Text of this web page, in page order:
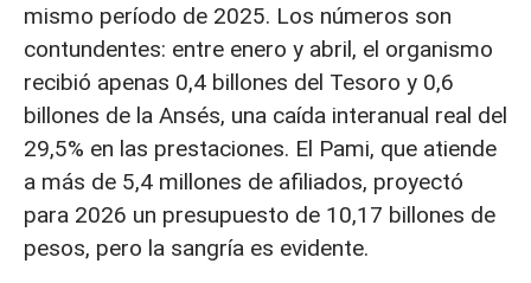
mismo período de 2025. Los números son
contundentes: entre enero y abril, el organismo
recibió apenas 0,4 billones del Tesoro y 0,6
billones de la Ansés, una caída interanual real del
29,5% en las prestaciones. El Pami, que atiende
a más de 5,4 millones de afiliados, proyectó
para 2026 un presupuesto de 10,17 billones de
pesos, pero la sangría es evidente.